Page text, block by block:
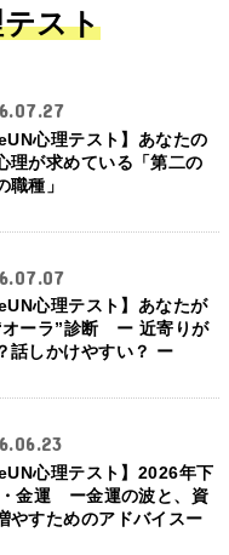
スト
心理テスト】あなたの
理が求めている「第二の
職種」
心理テスト】あなたが
オーラ”診断 ー 近寄りが
話しかけやすい？ ー
心理テスト】2026年下
金運 ー金運の波と、資
やすためのアドバイスー